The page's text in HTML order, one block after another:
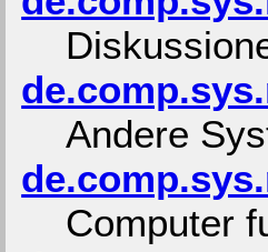
Andere
Computer